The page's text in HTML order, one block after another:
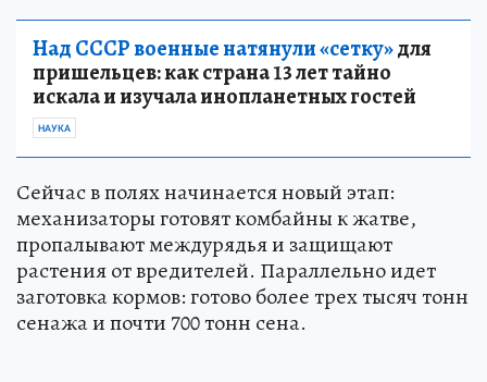
Над СССР военные натянули «сетку»для
пришельцев: как страна 13 лет тайно
искала и изучала инопланетных гостей
НАУКА
Сейчас в полях начинается новый этап:
механизаторы готовят комбайны к жатве,
пропалывают междурядья и защищают
растения от вредителей. Параллельно идет
заготовка кормов: готово более трех тысяч тонн
сенажа и почти 700 тонн сена.